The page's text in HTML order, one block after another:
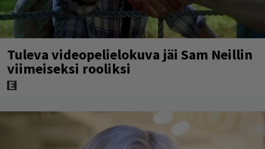
Tuleva videopelielokuva jäi Sam Neillin
viimeiseksi rooliksi